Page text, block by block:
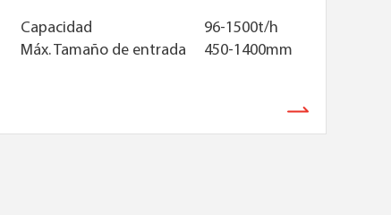
Capacidad
96-1500t/h
Máx. Tamaño de entrada
450-1400mm